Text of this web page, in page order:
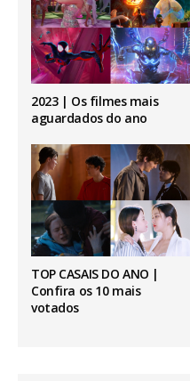
2023 | Os filmes mais
aguardados do ano
TOP CASAIS DO ANO |
Confira os 10 mais
votados